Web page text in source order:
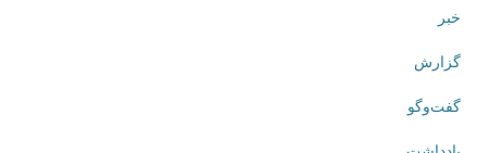
خبر
گزارش
گفت‌وگو